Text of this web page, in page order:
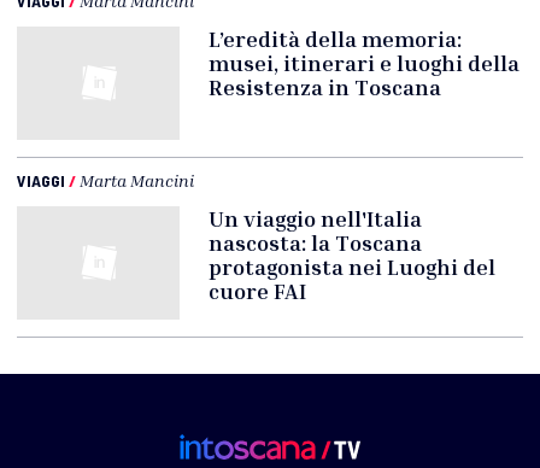
L’eredità della memoria:
musei, itinerari e luoghi della
Resistenza in Toscana
VIAGGI / Marta Mancini
Un viaggio nell'Italia
nascosta: la Toscana
protagonista nei Luoghi del
cuore FAI